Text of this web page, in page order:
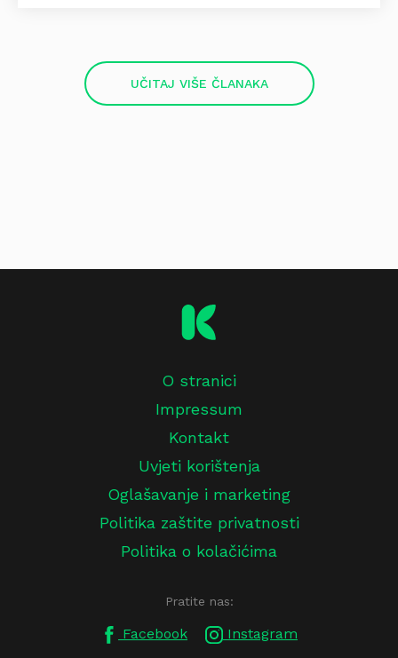
UČITAJ VIŠE ČLANAKA
O stranici
Impressum
Kontakt
Uvjeti korištenja
Oglašavanje i marketing
Politika zaštite privatnosti
Politika o kolačićima
Pratite nas:
Facebook Instagram